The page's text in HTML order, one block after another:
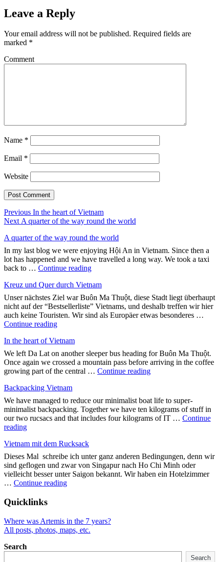
Leave a Reply
Your email address will not be published. Required fields are
marked *
Comment
Name *
Email *
Website
Post
navigation
Previous Previous
post:
In the heart of Vietnam
Next Next
A quarter of the way round the world
A quarter of the way round the world
In my last blog we were enjoying Hội An in Vietnam. Since then a
lot has happened and we have travelled a long way. We took a taxi
back to … Continue reading"A
of
the
way
round
the
Kreuz und Quer durch Vietnam
Unser nächstes Ziel war Buôn Ma Thuột, diese Stadt liegt überhaupt
nicht auf der “Bestsellerliste” Vietnams, und deshalb treffen wir hier
auch keine Touristen. Wir sind als Europäer etwas besonderes …
Continue reading"Kreuz
Quer
durch
Vietnam"
In the heart of Vietnam
We left Da Lat on another sleeper bus heading for Buôn Ma Thuột.
Once again we crossed a mountain pass before arriving in the coffee
growing part of the central … Continue reading"In
of
Vietnam"
Backpacking Vietnam
We have managed to reduce our minimalist boat life to super-
minimalist backpacking. Together we have ten kilograms of stuff in
our two rucsacs and that includes four kilograms of IT … Continue
reading"Backpacking
Vietnam mit dem Rucksack
Dieses Mal schreibe ich unter ganz anderen Bedingungen, denn wir
sind geflogen und zwar von Singapur nach Ho Chi Minh oder
vielleicht besser unter Saigon bekannt. Wir haben ein Hotelzimmer
… Continue reading"Vietnam
Quicklinks
Where was Artemis in the 7 years?
All posts, photos, maps, etc.
Search
Search